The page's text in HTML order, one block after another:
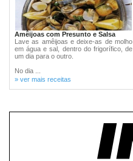
Amêijoas com Presunto e Salsa
Lave as amêijoas e deixe-as de molho
em água e sal, dentro do frigorífico, de
um dia para o outro.
No dia ...
» ver mais receitas